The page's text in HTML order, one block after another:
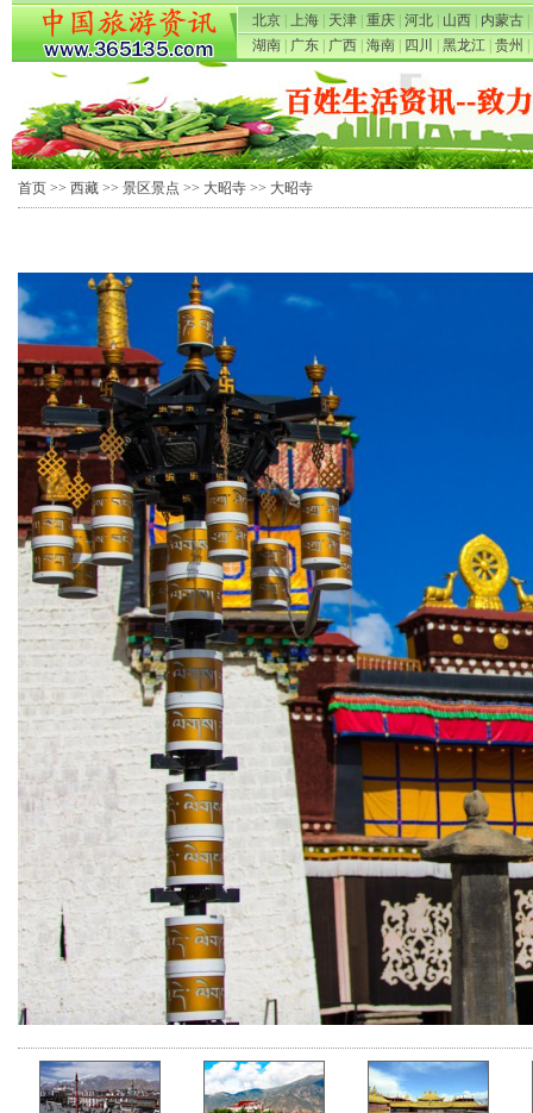
北京 上海 天津 重庆 河北 山西 内蒙古
湖南
广东 广西 海南 四川 黑龙江 贵州
首页 >> 西藏 >> 景区景点 >> 大昭寺 >> 大昭寺